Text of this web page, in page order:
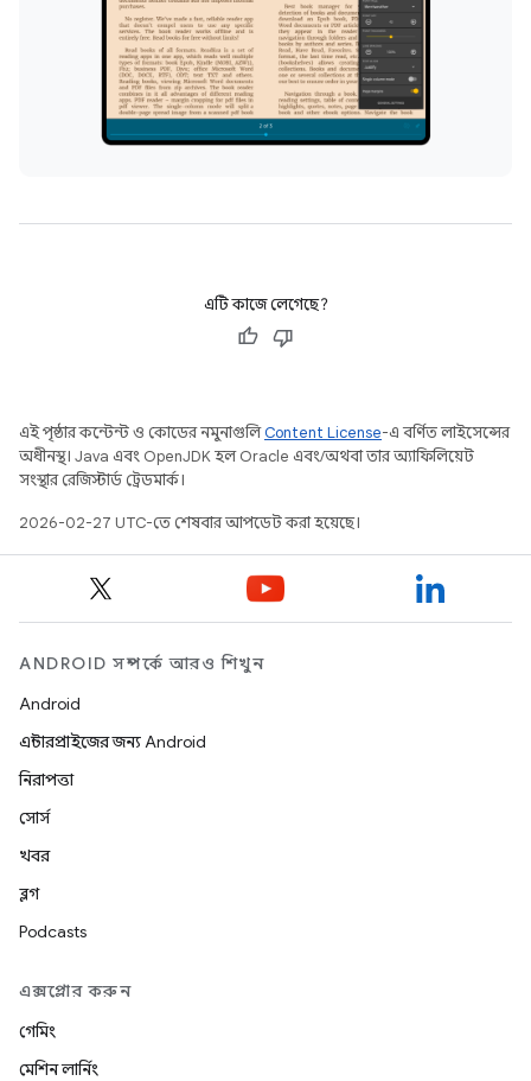
এটি কাজে লেগেছে?
এই পৃষ্ঠার কন্টেন্ট ও কোডের নমুনাগুলিContent License-এ বর্ণিত লাইসেন্সের
অধীনস্থ। Java এবং OpenJDK হল Oracle এবং/অথবা তার অ্যাফিলিয়েট
সংস্থার রেজিস্টার্ড ট্রেডমার্ক।
2026-02-27 UTC-তে শেষবার আপডেট করা হয়েছে।
ANDROID সম্পর্কে আরও শিখুন
Android
এন্টারপ্রাইজের জন্য Android
নিরাপত্তা
সোর্স
খবর
ব্লগ
Podcasts
এক্সপ্লোর করুন
গেমিং
মেশিন লার্নিং